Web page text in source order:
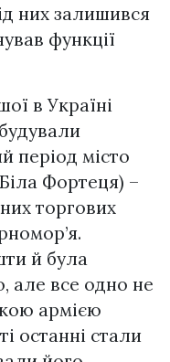
них залишився
функції
в Україні
період місто
Фортеця) –
торгових
й була
але все одно не
apмiєю
останні стали